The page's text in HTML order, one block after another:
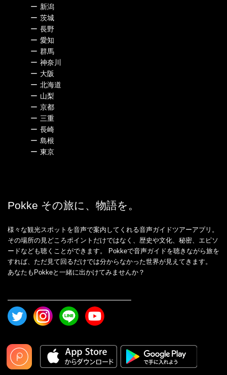
ー 新潟
ー 茨城
ー 長野
ー 愛知
ー 群馬
ー 神奈川
ー 大阪
ー 北海道
ー 山梨
ー 京都
ー 三重
ー 長崎
ー 島根
ー 東京
Pokke その旅に、物語を。
様々な観光スポットを音声で案内してくれる音声ガイドツアーアプリ。
その場所の見どころポイントだけではなく、歴史や文化、秘密、エピソ
ードなども聴くことができます。 Pokkeで音声ガイドを聴きながら旅を
すれば、ただ見て回るだけでは分からなかった世界が見えてきます。
あなたもPokkeと一緒に出かけてみませんか？